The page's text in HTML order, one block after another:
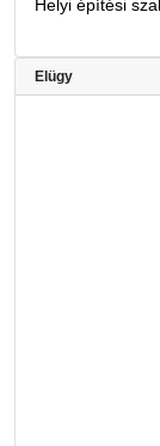
Helyi építési
Elügy